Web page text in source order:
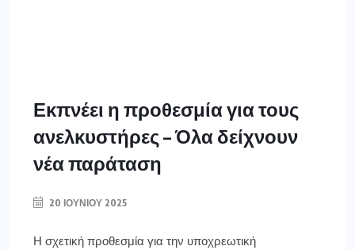
Εκπνέει η προθεσμία για τους
ανελκυστήρες – Όλα δείχνουν
νέα παράταση
20 ΙΟΥΝΊΟΥ 2025
Η σχετική προθεσμία για την υποχρεωτική